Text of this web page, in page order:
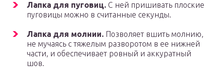
Лапка для пуговиц. С ней пришивать плоские
пуговицы можно в считанные секунды.
Лапка для молнии. Позволяет вшить молнию,
не мучаясь с тяжелым разворотом в ее нижней
части, и обеспечивает ровный и аккуратный
шов.